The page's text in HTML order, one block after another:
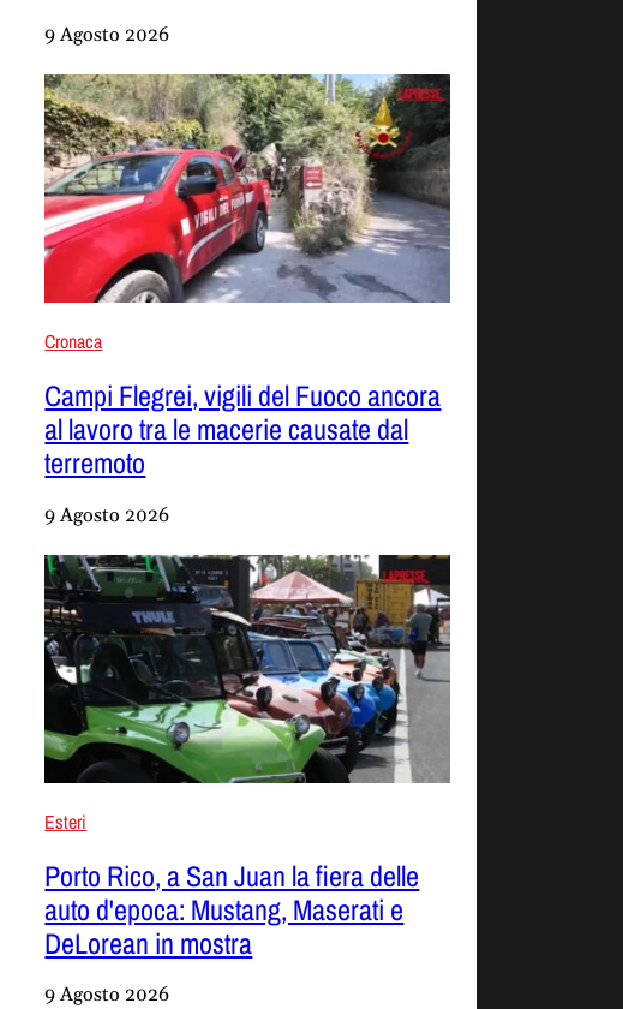
9 Agosto 2026
Cronaca
Campi Flegrei, vigili del Fuoco ancora
al lavoro tra le macerie causate dal
terremoto
9 Agosto 2026
Esteri
Porto Rico, a San Juan la fiera delle
auto d'epoca: Mustang, Maserati e
DeLorean in mostra
9 Agosto 2026